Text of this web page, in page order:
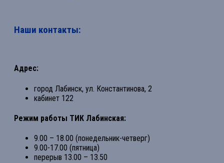
Наши контакты:
Адрес:
город Лабинск, ул. Константинова, 2
кабинет 122
Режим работы ТИК Лабинская:
9.00 – 18.00 (понедельник-четверг)
9.00-17.00 (пятница)
перерыв 13.00 – 13.50